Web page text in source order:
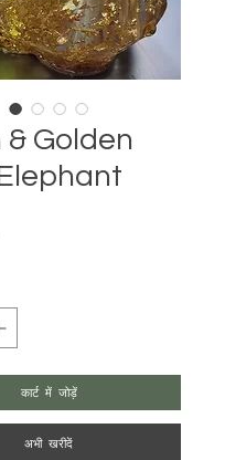
& Golden
कार्ट में जोड़ें
अभी खरीदें